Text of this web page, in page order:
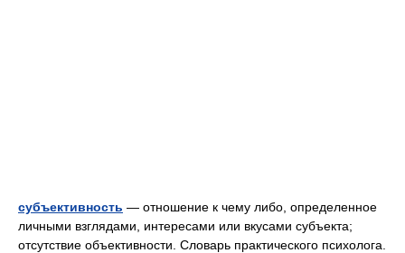
субъективность — отношение к чему либо, определенное
личными взглядами, интересами или вкусами субъекта;
отсутствие объективности. Словарь практического психолога.